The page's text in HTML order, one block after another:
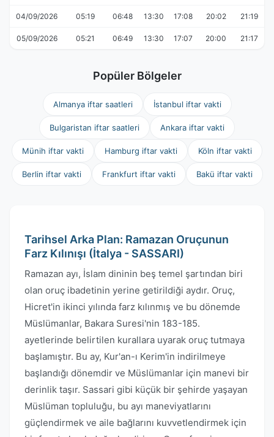
04/09/2026 05:19 06:48 13:30 17:08 20:02 21:19
05/09/2026 05:21 06:49 13:30 17:07 20:00 21:17
Popüler Bölgeler
Almanya iftar saatleri İstanbul iftar vakti
Bulgaristan iftar saatleri Ankara iftar vakti
Münih iftar vakti Hamburg iftar vakti Köln iftar vakti
Berlin iftar vakti Frankfurt iftar vakti Bakü iftar vakti
Tarihsel Arka Plan: Ramazan Oruçunun
Farz Kılınışı (İtalya - SASSARI)
Ramazan ayı, İslam dininin beş temel şartından biri
olan oruç ibadetinin yerine getirildiği aydır. Oruç,
Hicret'in ikinci yılında farz kılınmış ve bu dönemde
Müslümanlar, Bakara Suresi'nin 183-185.
ayetlerinde belirtilen kurallara uyarak oruç tutmaya
başlamıştır. Bu ay, Kur'an-ı Kerim'in indirilmeye
başlandığı dönemdir ve Müslümanlar için manevi bir
derinlik taşır. Sassari gibi küçük bir şehirde yaşayan
Müslüman topluluğu, bu ayı maneviyatlarını
güçlendirmek ve aile bağlarını kuvvetlendirmek için